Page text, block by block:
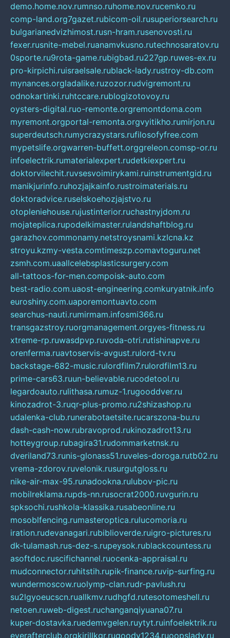
demo.home.nov.rumnso.ruhome.nov.rucemko.ru
comp-land.org7gazet.rubicom-oil.rusuperiorsearch.ru
bulgarianedvizhimost.rusn-hram.rusenovosti.ru
fexer.rusnite-mebel.ruanamvkusno.rutechnosaratov.ru
0sporte.ru9rota-game.rubigbad.ru227gp.ruwes-ex.ru
pro-kirpichi.ruisraelsale.rublack-lady.rustroy-db.com
mynances.orgladalike.ruzozor.rudvigremont.ru
odnokartinki.ruhtccare.rublogizotovoy.ru
oysters-digital.ruo-remonte.orgremontdoma.com
myremont.orgportal-remonta.orgvyitikho.rumirjon.ru
superdeutsch.rumycrazystars.rufilosofyfree.com
mypetslife.orgwarren-buffett.orggreleon.comsp-or.ru
infoelectrik.rumaterialexpert.rudetkiexpert.ru
doktorvilechit.ruvsesvoimirykami.ruinstrumentgid.ru
manikjurinfo.ruhozjajkainfo.rustroimaterials.ru
doktoradvice.ruselskoehozjajstvo.ru
otopleniehouse.rujustinterior.ruchastnyjdom.ru
mojateplica.rupodelkimaster.rulandshaftblog.ru
garazhov.commonamy.netstroysnami.kzlcna.kz
stroyu.kzmy-vesta.comtimeszp.comavtoguru.net
zsmh.com.uaallcelebsplasticsurgery.com
all-tattoos-for-men.compoisk-auto.com
best-radio.com.uaost-engineering.comkuryatnik.info
euroshiny.com.uaporemontuavto.com
searchus-nauti.rumirmam.infosmi366.ru
transgazstroy.ruorgmanagement.orgyes-fitness.ru
xtreme-rp.ruwasdpvp.ruvoda-otri.rutishinapve.ru
orenferma.ruavtoservis-avgust.rulord-tv.ru
backstage-682-music.rulordfilm7.rulordfilm13.ru
prime-cars63.ruun-believable.rucodetool.ru
legardoauto.rulithasa.rumuz-1.rugooddver.ru
kinozadrot-3.ruqr-plus-promo.ru2shizashop.ru
udalenka-club.runerabotaetsite.rucarszona-bu.ru
dash-cash-now.rubravoprod.rukinozadrot13.ru
hotteygroup.rubagira31.rudommarketnsk.ru
dveriland73.runis-glonass51.ruveles-doroga.rutb02.ru
vrema-zdorov.ruvelonik.rusurgutgloss.ru
nike-air-max-95.runadookna.rulubov-pic.ru
mobilreklama.rupds-nn.rusocrat2000.ruvgurin.ru
spksochi.rushkola-klassika.rusabeonline.ru
mosoblfencing.rumasteroptica.rulucomoria.ru
iration.rudevanagari.rubiblioverde.ruigro-pictures.ru
dk-tulamash.rus-dez-s.rupeysok.rublackcountess.ru
asoftdoc.ruscifichannel.ruocenka-appraisal.ru
mudconnector.ruhitstih.rupik-finance.ruvip-surfing.ru
wundermoscow.ruolymp-clan.rudr-pavlush.ru
su2lgyoeucscn.ruallkmv.rudhgfd.rutesotomeshell.ru
netoen.ruweb-digest.ruchanganqiyuana07.ru
kuper-dostavka.ruedemvgelen.ruytyt.ruinfoelektrik.ru
everafterclub.orgkirillkgr.rugoodv1234.ruoopslady.ru